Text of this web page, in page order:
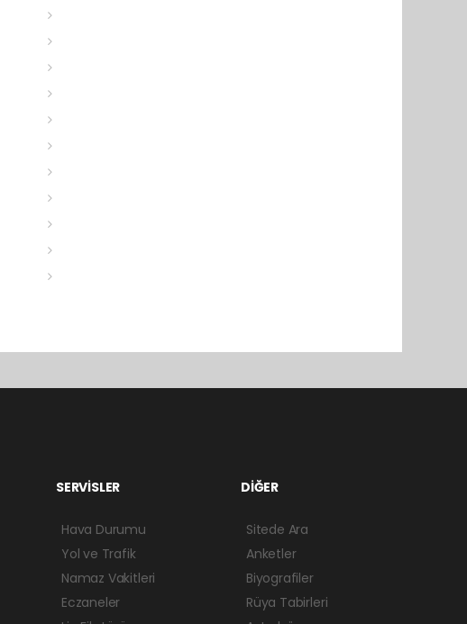
SERVİSLER
Hava Durumu
Yol ve Trafik
Namaz Vakitleri
Eczaneler
DİĞER
Sitede Ara
Anketler
Biyografiler
Rüya Tabirleri